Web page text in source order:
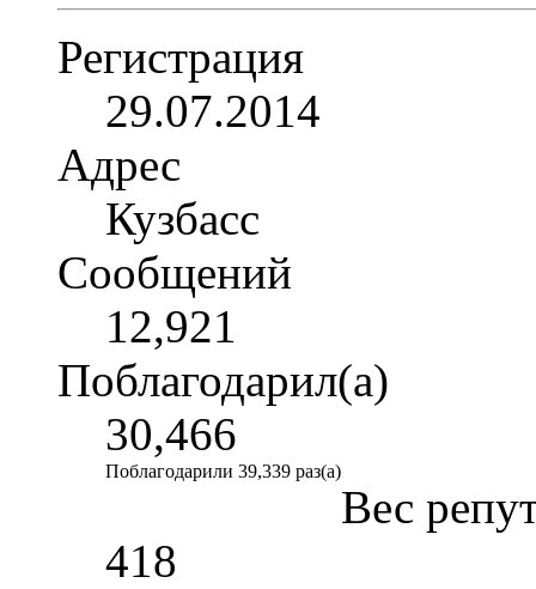
Регистрация
29.07.2014
Адрес
Кузбасс
Сообщений
12,921
Поблагодарил(а)
30,466
Поблагодарили 39,339 раз(а)
Вес
418